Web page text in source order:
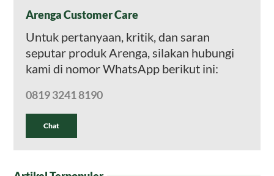
Arenga Customer Care
Untuk pertanyaan, kritik, dan saran
seputar produk Arenga, silakan hubungi
kami di nomor WhatsApp berikut ini:
0819 3241 8190
Chat